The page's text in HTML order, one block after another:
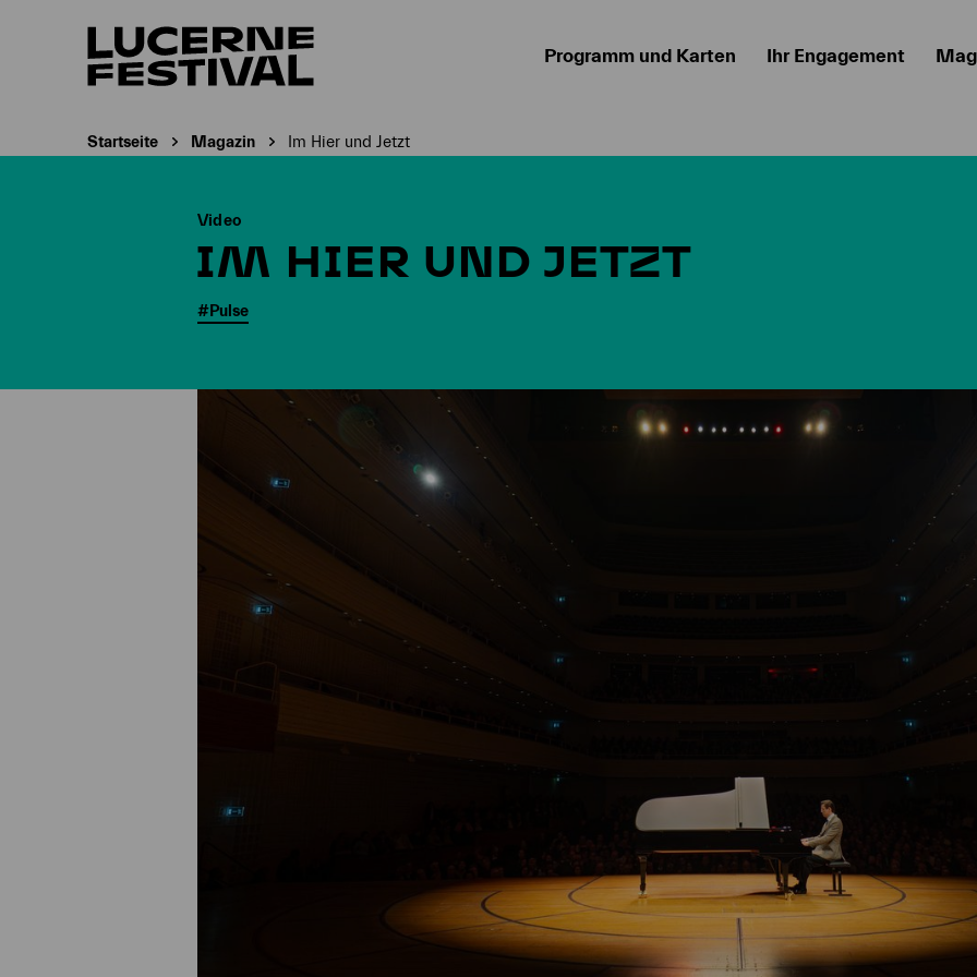
Programm und Karten Ihr Engagement
Startseite Magazin Aktuelle Seite:
Im Hier und Jetzt
Video
IM HIER UND JETZT
#Pulse